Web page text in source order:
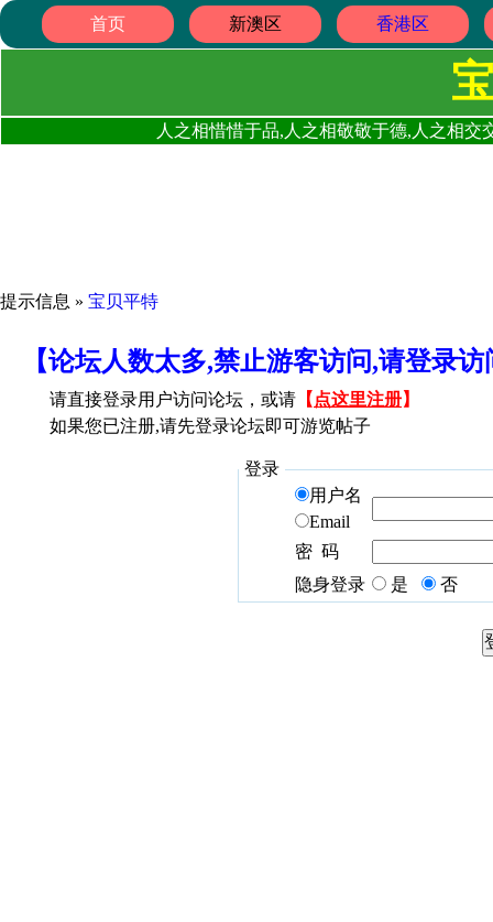
首页 新澳区 香港区
人之相惜惜于品,人之相敬敬于德,人之相
提示信息 » 宝贝平特
【论坛人数太多,禁止游客访问,请登录
请直接登录用户访问论坛，或请 【 点这里注册】
如果您已注册,请先登录论坛即可游览帖子
登录
用户名
Email
密 码
隐身登录
是 否